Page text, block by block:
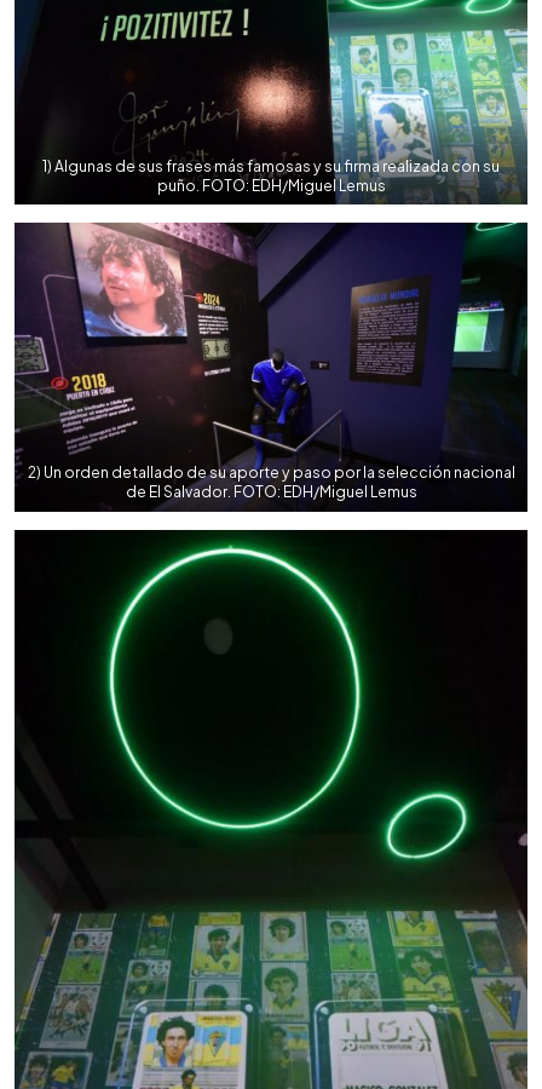
1) Algunas de sus frases más famosas y su firma realizada con su
puño. FOTO: EDH/Miguel Lemus
2) Un orden detallado de su aporte y paso por la selección nacional
de El Salvador. FOTO: EDH/Miguel Lemus